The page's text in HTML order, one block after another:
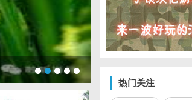
热门关注